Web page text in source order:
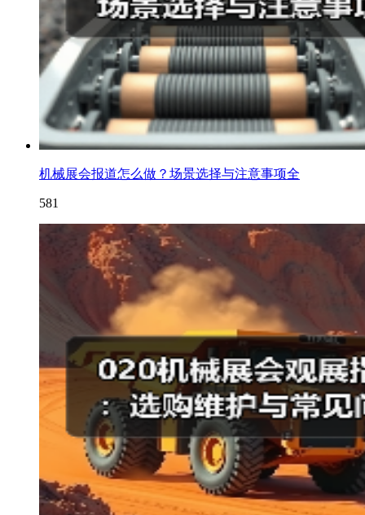
机械展会报道怎么做？场景选择与注意事项全
581